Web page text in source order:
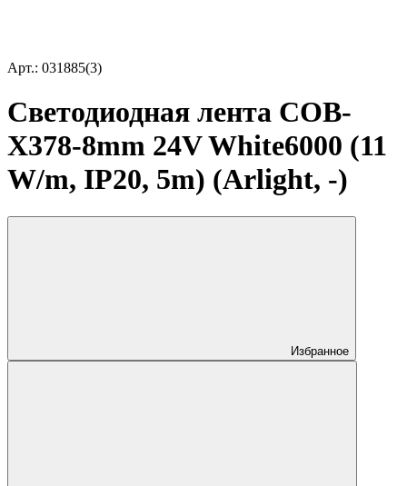
Арт.: 031885(3)
Светодиодная лента COB-
X378-8mm 24V White6000 (11
W/m, IP20, 5m) (Arlight, -)
Избранное